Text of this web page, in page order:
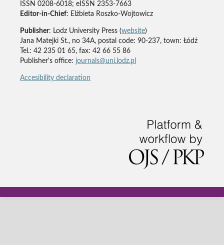
ISSN 0208-6018; eISSN 2353-7663
Editor-in-Chief: Elżbieta Roszko-Wojtowicz
Publisher: Lodz University Press (website)
Jana Matejki St., no 34A, postal code: 90-237, town: Łódź
Tel.: 42 235 01 65, fax: 42 66 55 86
Publisher's office: journals@uni.lodz.pl
Accesibility declaration